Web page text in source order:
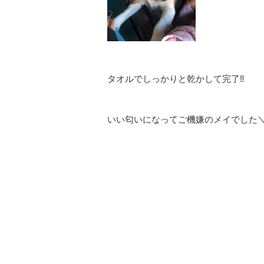
タオルでしっかりと乾かして完了‼
いい匂いになってご機嫌のメイでした